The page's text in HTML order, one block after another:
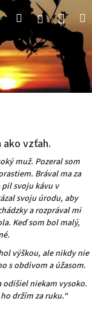
HľadaťPrihlásenie
ako vzťah.
muž. Pozeral som
Brával ma za
svoju kávu v
svoju úrodu, aby
a rozprával mi
Keď som bol malý,
výškou, ale nikdy nie
s obdivom a úžasom.
niekam vysoko.
držím za ruku.“